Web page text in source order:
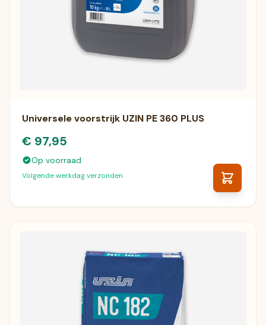
Universele voorstrijk UZIN PE 360 PLUS
€ 97,95
Op voorraad
Volgende werkdag verzonden